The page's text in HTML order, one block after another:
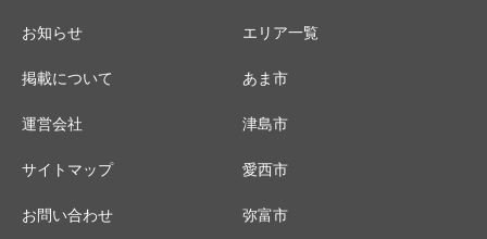
お知らせ
掲載について
運営会社
サイトマップ
お問い合わせ
エリア一覧
あま市
津島市
愛西市
弥富市